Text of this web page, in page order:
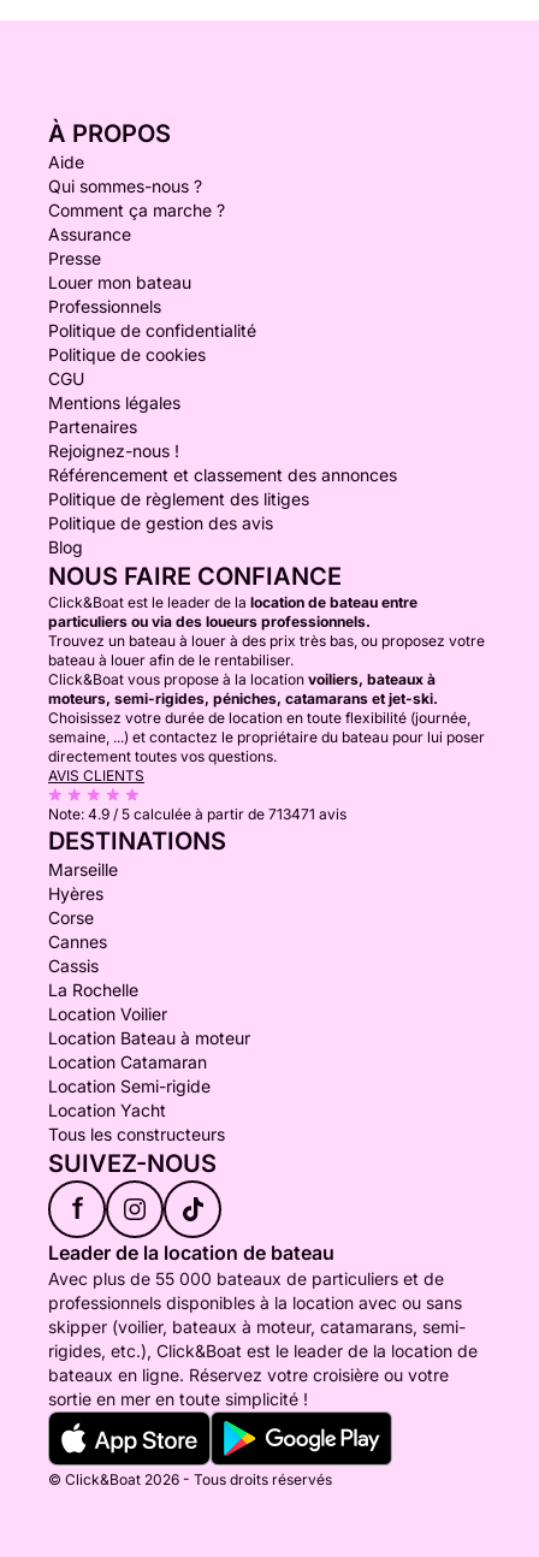
À PROPOS
Aide
Qui sommes-nous ?
Comment ça marche ?
Assurance
Presse
Louer mon bateau
Professionnels
Politique de confidentialité
Politique de cookies
CGU
Mentions légales
Partenaires
Rejoignez-nous !
Référencement et classement des annonces
Politique de règlement des litiges
Politique de gestion des avis
Blog
NOUS FAIRE CONFIANCE
Click&Boat est le leader de la location de bateau entre
particuliers ou via des loueurs professionnels.
Trouvez un bateau à louer à des prix très bas, ou proposez votre
bateau à louer afin de le rentabiliser.
Click&Boat vous propose à la location voiliers, bateaux à
moteurs, semi-rigides, péniches, catamarans et jet-ski.
Choisissez votre durée de location en toute flexibilité (journée,
semaine, ...) et contactez le propriétaire du bateau pour lui poser
directement toutes vos questions.
AVIS CLIENTS
Note: 4.9 / 5 calculée à partir de 713471 avis
DESTINATIONS
Marseille
Hyères
Corse
Cannes
Cassis
La Rochelle
Location Voilier
Location Bateau à moteur
Location Catamaran
Location Semi-rigide
Location Yacht
Tous les constructeurs
SUIVEZ-NOUS
f
Leader de la location de bateau
Avec plus de 55 000 bateaux de particuliers et de
professionnels disponibles à la location avec ou sans
skipper (voilier, bateaux à moteur, catamarans, semi-
rigides, etc.), Click&Boat est le leader de la location de
bateaux en ligne. Réservez votre croisière ou votre
sortie en mer en toute simplicité !
© Click&Boat 2026 - Tous droits réservés